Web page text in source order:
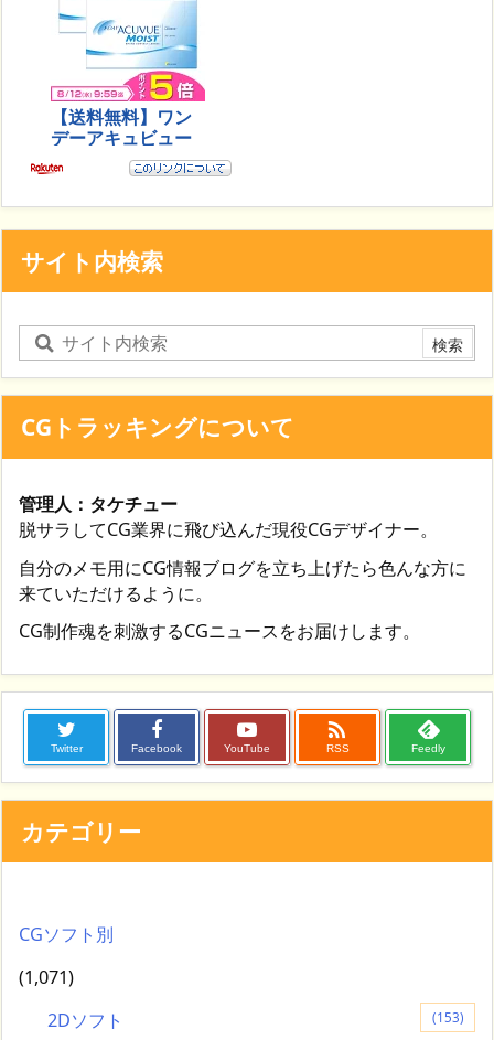
サイト内検索
CGトラッキングについて
管理人：タケチュー
脱サラしてCG業界に飛び込んだ現役CGデザイナー。
自分のメモ用にCG情報ブログを立ち上げたら色んな方に
来ていただけるように。
CG制作魂を刺激するCGニュースをお届けします。
Twitter Facebook YouTube

RSS Feedly
カテゴリー
CGソフト別
(1,071)
2Dソフト
(153)